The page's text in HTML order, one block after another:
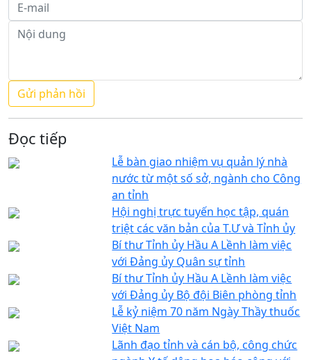
Đọc tiếp
Lễ bàn giao nhiệm vụ quản lý nhà
nước từ một số sở, ngành cho Công
an tỉnh
Hội nghị trực tuyến học tập, quán
triệt các văn bản của T.Ư và Tỉnh ủy
Bí thư Tỉnh ủy Hầu A Lềnh làm việc
với Đảng ủy Quân sự tỉnh
Bí thư Tỉnh ủy Hầu A Lềnh làm việc
với Đảng ủy Bộ đội Biên phòng tỉnh
Lễ kỷ niệm 70 năm Ngày Thầy thuốc
Việt Nam
Lãnh đạo tỉnh và cán bộ, công chức